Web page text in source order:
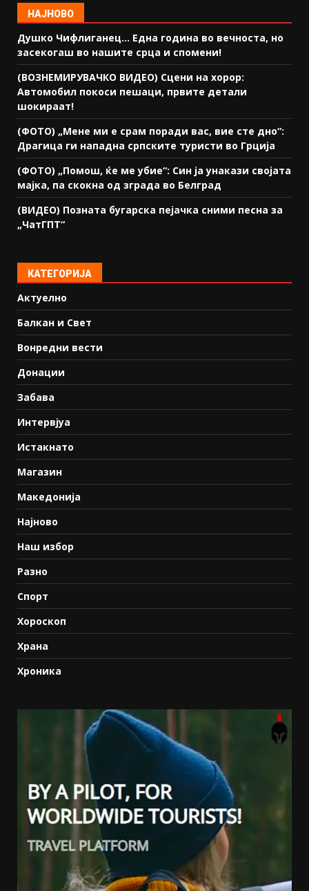
НАЈНОВО
Душко Чифлиганец… Eдна година во вечноста, но
засекогаш во нашите срца и спомени!
(ВОЗНЕМИРУВАЧКО ВИДЕО) Сцени на хорор:
Автомобил покоси пешаци, првите детали
шокираат!
(ФОТО) „Мене ми е срам поради вас, вие сте дно“:
Драгица ги нападна српските туристи во Грција
(ФОТО) „Помош, ќе ме убие“: Син ја унакази својата
мајка, па скокна од зграда во Белград
(ВИДЕО) Позната бугарска пејачка сними песна за
„ЧатГПТ“
КАТЕГОРИЈА
Актуелно
Балкан и Свет
Вонредни вести
Донации
Забава
Интервјуа
Истакнато
Магазин
Македонија
Најново
Наш избор
Разно
Спорт
Хороскоп
Храна
Хроника